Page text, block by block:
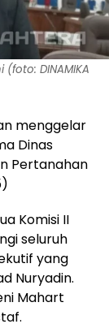
(foto: DINAMIKA
menggelar
Dinas
Pertanahan
Komisi II
seluruh
yang
Nuryadin.
Mahart